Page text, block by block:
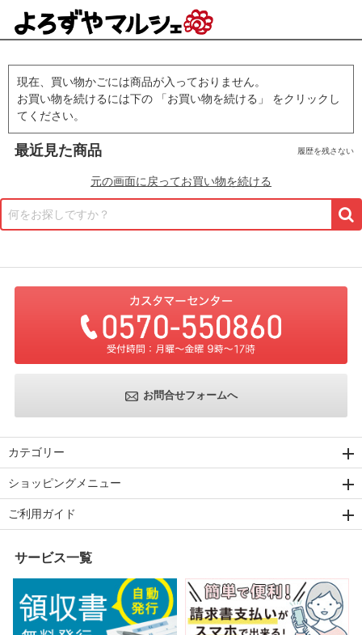
現在、買い物かごには商品が入っておりません。
お買い物を続けるには下の 「お買い物を続ける」 をクリックし
てください。
最近見た商品 履歴を残さない
元の画面に戻ってお買い物を続ける
何をお探しですか？
お問合せフォームへ
カテゴリー
ショッピングメニュー
ご利用ガイド
サービス一覧